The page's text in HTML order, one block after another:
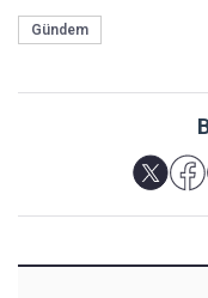
Gündem